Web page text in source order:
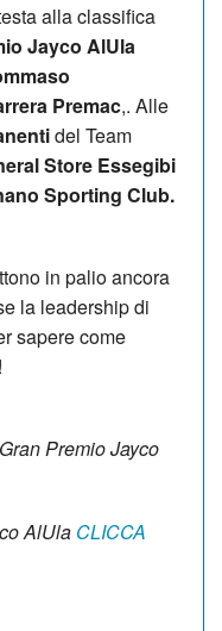
alla classifica
Jayco AlUla
Premac,. Alle
del Team
Store Essegibi
Sporting Club.
in palio ancora
la leadership di
sapere come
Premio Jayco
AlUla CLICCA